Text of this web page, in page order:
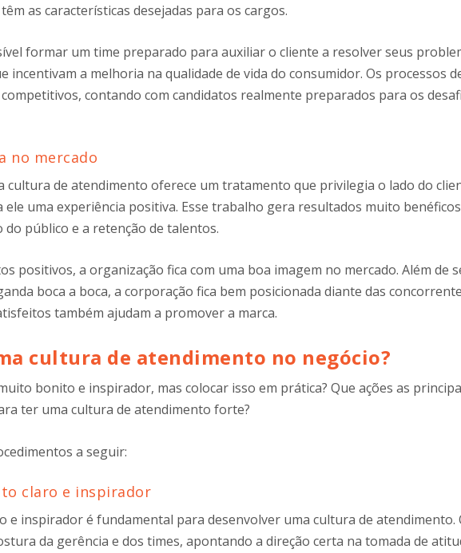
as características desejadas para os cargos.
formar um time preparado para auxiliar o cliente a resolver seus
incentivam a melhoria na qualidade de vida do consumidor. Os processos
contando com candidatos realmente preparados para os
no mercado
cultura de atendimento oferece um tratamento que privilegia o lado do
uma experiência positiva. Esse trabalho gera resultados muito
público e a retenção de talentos.
positivos, a organização fica com uma boa imagem no mercado. Além de
boca a boca, a corporação fica bem posicionada diante das
também ajudam a promover a marca.
cultura de atendimento no negócio?
bonito e inspirador, mas colocar isso em prática? Que ações as
ter uma cultura de atendimento forte?
a seguir:
claro e inspirador
e inspirador é fundamental para desenvolver uma cultura de atendimento.
da gerência e dos times, apontando a direção certa na tomada de